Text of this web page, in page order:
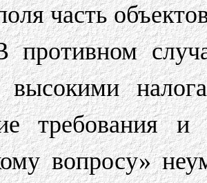
часть
противном
высокими
требования
вопросу»